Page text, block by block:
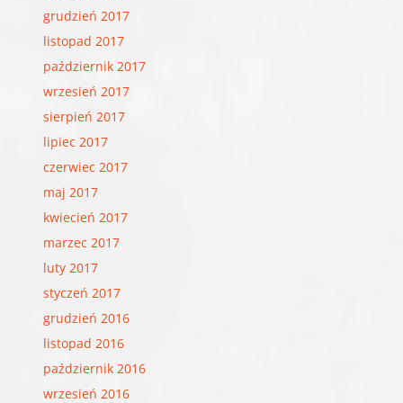
grudzień 2017
listopad 2017
październik 2017
wrzesień 2017
sierpień 2017
lipiec 2017
czerwiec 2017
maj 2017
kwiecień 2017
marzec 2017
luty 2017
styczeń 2017
grudzień 2016
listopad 2016
październik 2016
wrzesień 2016